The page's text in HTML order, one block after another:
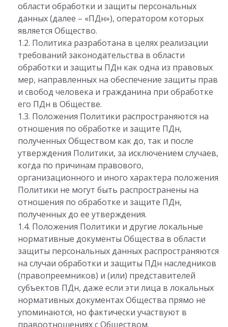
области обработки и защиты персональных
данных (далее – «ПДн»), оператором которых
является Общество.
1.2. Политика разработана в целях реализации
требований законодательства в области
обработки и защиты ПДн как одна из правовых
мер, направленных на обеспечение защиты прав
и свобод человека и гражданина при обработке
его ПДн в Обществе.
1.3. Положения Политики распространяются на
отношения по обработке и защите ПДн,
полученных Обществом как до, так и после
утверждения Политики, за исключением случаев,
когда по причинам правового,
организационного и иного характера положения
Политики не могут быть распространены на
отношения по обработке и защите ПДн,
полученных до ее утверждения.
1.4. Положения Политики и другие локальные
нормативные документы Общества в области
защиты персональных данных распространяются
на случаи обработки и защиты ПДн наследников
(правопреемников) и (или) представителей
субъектов ПДн, даже если эти лица в локальных
нормативных документах Общества прямо не
упоминаются, но фактически участвуют в
правоотношениях с Обществом.